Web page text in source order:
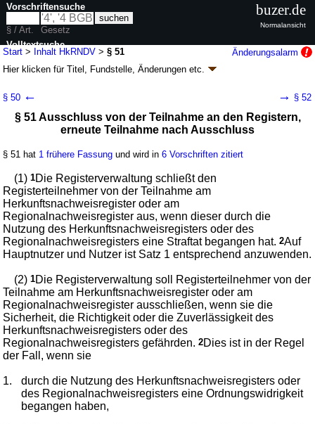
Start > Inhalt HkRNDV >§ 51
Änderungsalarm
Hier klicken fürTitel, Fundstelle, Änderungen etc.
Durchführungsverordnung (HkRNDV)
Artikel 1 V. v. 08.11.2018BGBl. I S. 1853, 1854 ( Nr. 38); zuletzt geändert
Artikel 1V. v. 06.08.2025BGBl. 2025 I Nr. 186
9 weitere Fassungen | wird in 18 Vorschriften zitiert
Abschnitt 8 Sperrung und Schließung des Kontos,
Ausschluss von der Teilnahme an den Registern
§ 50 ← → § 52
§ 51 Ausschluss von der Teilnahme an den Registern,
erneute Teilnahme nach Ausschluss
§ 51 hat 1 frühere Fassung und wird in6 Vorschriften zitiert
(1)1Die Registerverwaltung schließt den
Registerteilnehmer von der Teilnahme am
Herkunftsnachweisregister oder am
Regionalnachweisregister aus, wenn dieser durch die
Nutzung des Herkunftsnachweisregisters oder des
Regionalnachweisregisters eine Straftat begangen hat.2Auf
Hauptnutzer und Nutzer ist Satz 1 entsprechend anzuwenden.
(2)1Die Registerverwaltung soll Registerteilnehmer von der
Teilnahme am Herkunftsnachweisregister oder am
Regionalnachweisregister ausschließen, wenn sie die
Sicherheit, die Richtigkeit oder die Zuverlässigkeit des
Herkunftsnachweisregisters oder des
Regionalnachweisregisters gefährden.2Dies ist in der Regel
der Fall, wenn sie
1.
durch die Nutzung des Herkunftsnachweisregisters oder
des Regionalnachweisregisters eine Ordnungswidrigkeit
begangen haben,
Vorschriftensuche
§ / Art.
Gesetz
Volltextsuche
nur in HkRNDV
buzer.de
Normalansicht